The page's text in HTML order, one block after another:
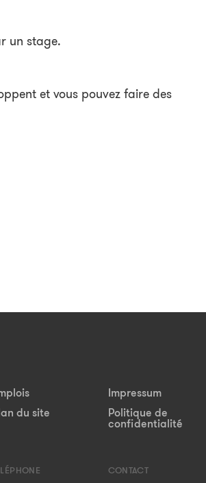
un stage.
et vous pouvez faire des
du site
Impressum
Politique de
confidentialité
CONTACT